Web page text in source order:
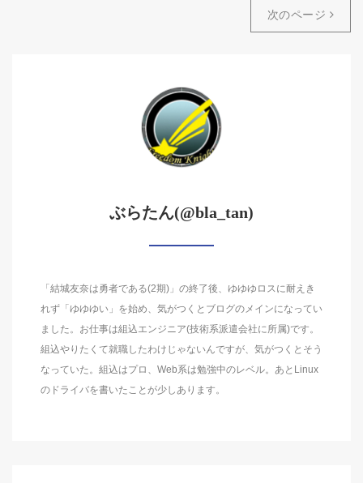
次のページ
ぶらたん(@bla_tan)
「結城友奈は勇者である(2期)」の終了後、ゆゆゆロスに耐えき
れず「ゆゆゆい」を始め、気がつくとブログのメインになってい
ました。お仕事は組込エンジニア(技術系派遣会社に所属)です。
組込やりたくて就職したわけじゃないんですが、気がつくとそう
なっていた。組込はプロ、Web系は勉強中のレベル。あとLinux
のドライバを書いたことが少しあります。